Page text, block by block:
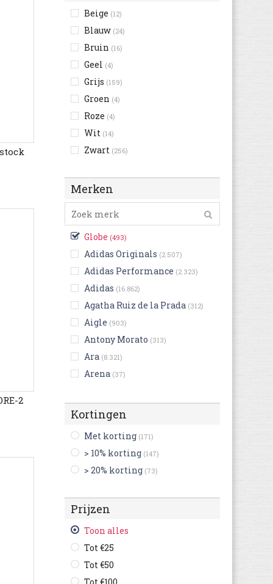
Beige (12)
Blauw (24)
Bruin (16)
Geel (4)
Grijs (159)
Groen (4)
Roze (4)
Wit (14)
Zwart (256)
Merken
Globe (493)
Adidas Originals (2.507)
Adidas Performance (2.323)
Adidas (16.862)
Agatha Ruiz de la Prada (312)
Aigle (903)
Antony Morato (313)
Ara (8.321)
Arena (37)
Ash
Aster
Australian (1.140)
Benetton
Be Only
Bergstein
Bikkembergs
Billabong
Birkenstock
Kortingen
Met korting (171)
> 10% korting (147)
> 20% korting (73)
Prijzen
Toon alles
Tot €25
Tot €50
2